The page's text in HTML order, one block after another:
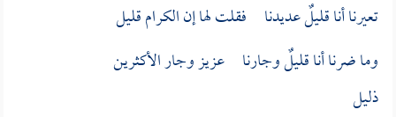
تعيرنا أنا قليلٌ عديدنا فقلت لها إن الكرام قليل
وما ضرنا أنا قليلٌ وجارنا عزيز وجار الأكثرين
ذليل